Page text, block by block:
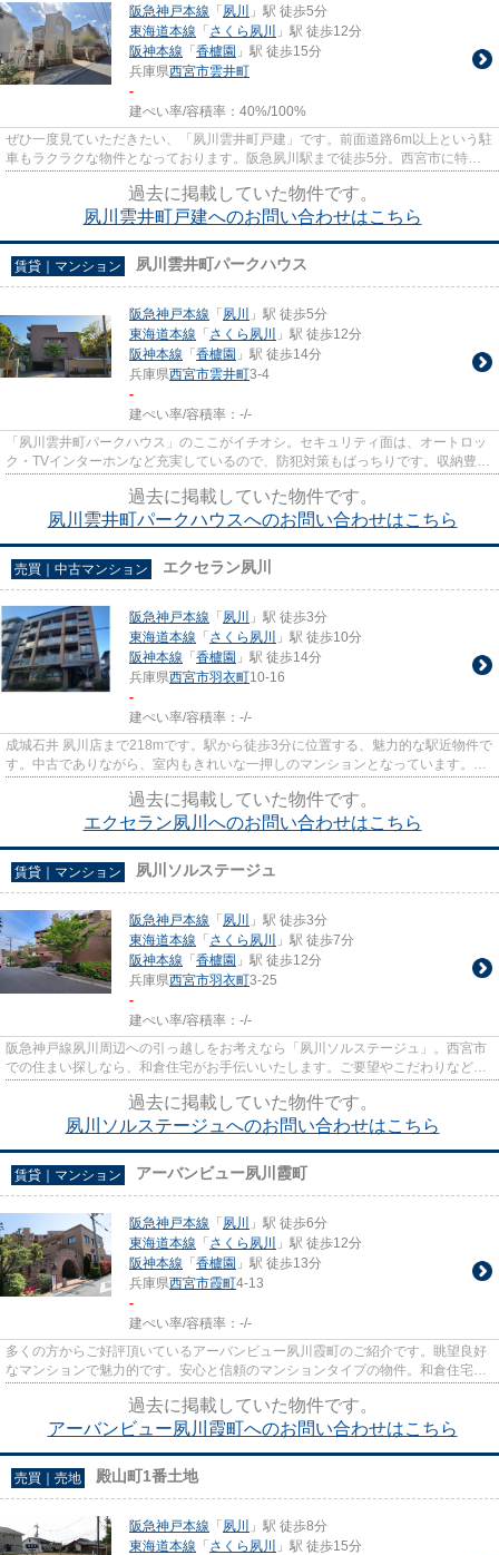
阪急神戸本線 「夙川
」駅 徒歩5分
東海道本線 「さくら夙川
」駅 徒歩12分
阪神本線 「香櫨園 」駅 徒歩15分
兵庫県西宮市雲井町
-
建ぺい率/容積率： 40%/100%
ぜひ一度見ていただきたい、「夙川雲井町戸建」です。前面道路6m以上という駐
車もラクラクな物件となっております。阪急夙川駅まで徒歩5分。西宮市に特化
した当社には、不動産情報はも...
過去に掲載していた物件です。
夙川雲井町戸建へのお問い合わせはこちら
賃貸｜マンション 夙川雲井町パークハウス
阪急神戸本線 「夙川
」駅 徒歩5分
東海道本線 「さくら夙川
」駅 徒歩12分
阪神本線 「香櫨園 」駅 徒歩14分
兵庫県西宮市雲井町3-4
-
建ぺい率/容積率： -/-
「夙川雲井町パークハウス」のここがイチオシ。セキュリティ面は、オートロッ
ク・TVインターホンなど充実しているので、防犯対策もばっちりです。収納豊富
なマンションで、利便性の高...
過去に掲載していた物件です。
夙川雲井町パークハウスへのお問い合わせはこちら
売買｜中古マンション エクセラン夙川
阪急神戸本線 「夙川
」駅 徒歩3分
東海道本線 「さくら夙川
」駅 徒歩10分
阪神本線 「香櫨園 」駅 徒歩14分
兵庫県西宮市羽衣町10-16
-
建ぺい率/容積率： -/-
成城石井 夙川店まで218mです。駅から徒歩3分に位置する、魅力的な駅近物件で
す。中古でありながら、室内もきれいな一押しのマンションとなっています。当
社は阪急神戸本線夙川近くの...
過去に掲載していた物件です。
エクセラン夙川へのお問い合わせはこちら
賃貸｜マンション 夙川ソルステージュ
阪急神戸本線 「夙川
」駅 徒歩3分
東海道本線 「さくら夙川
」駅 徒歩7分
阪神本線 「香櫨園 」駅 徒歩12分
兵庫県西宮市羽衣町3-25
-
建ぺい率/容積率： -/-
阪急神戸線夙川周辺への引っ越しをお考えなら「夙川ソルステージュ」。西宮市
での住まい探しなら、和倉住宅がお手伝いいたします。ご要望やこだわりなどご
ざいましたら、wakura-jutaku...
過去に掲載していた物件です。
夙川ソルステージュへのお問い合わせはこちら
賃貸｜マンション アーバンビュー夙川霞町
阪急神戸本線 「夙川
」駅 徒歩6分
東海道本線 「さくら夙川
」駅 徒歩12分
阪神本線 「香櫨園 」駅 徒歩13分
兵庫県西宮市霞町4-13
-
建ぺい率/容積率： -/-
多くの方からご好評頂いているアーバンビュー夙川霞町のご紹介です。眺望良好
なマンションで魅力的です。安心と信頼のマンションタイプの物件。和倉住宅ま
でのお問い合わせなら、0798-...
過去に掲載していた物件です。
アーバンビュー夙川霞町へのお問い合わせはこちら
売買｜売地 殿山町1番土地
阪急神戸本線 「夙川
」駅 徒歩8分
東海道本線 「さくら夙川
」駅 徒歩15分